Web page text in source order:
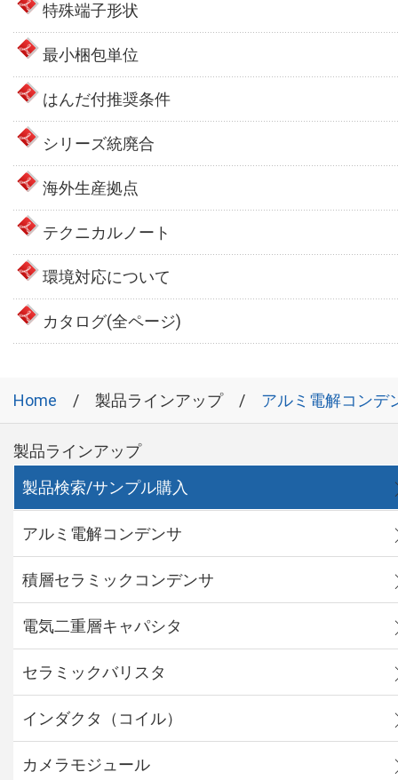
特殊端子形状
最小梱包単位
はんだ付推奨条件
シリーズ統廃合
海外生産拠点
テクニカルノート
環境対応について
カタログ(全ページ)
Home 製品ラインアップ アルミ電解コンデ
製品ラインアップ
製品検索/サンプル購入
アルミ電解コンデンサ
積層セラミックコンデンサ
電気二重層キャパシタ
セラミックバリスタ
インダクタ（コイル）
カメラモジュール